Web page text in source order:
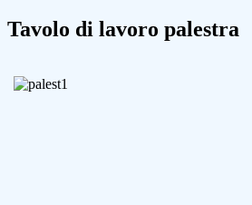
Tavolo di lavoro palestra